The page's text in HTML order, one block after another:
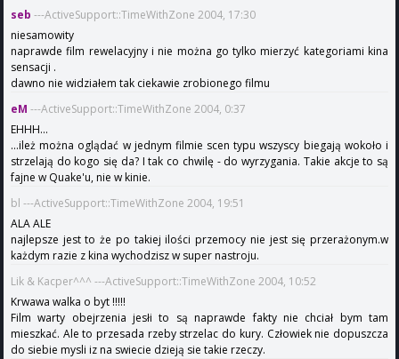
seb ---ActiveSupport::TimeWithZone 2004, 17:30
niesamowity
naprawde film rewelacyjny i nie można go tylko mierzyć kategoriami kina
sensacji .
dawno nie widziałem tak ciekawie zrobionego filmu
eM ---ActiveSupport::TimeWithZone 2004, 0:37
EHHH...
...ileż można oglądać w jednym filmie scen typu wszyscy biegają wokoło i
strzelają do kogo się da? I tak co chwilę - do wyrzygania. Takie akcje to są
fajne w Quake'u, nie w kinie.
bl ---ActiveSupport::TimeWithZone 2004, 19:51
ALA ALE
najlepsze jest to że po takiej ilości przemocy nie jest się przerażonym.w
każdym razie z kina wychodzisz w super nastroju.
Lik & Kacper^^^ ---ActiveSupport::TimeWithZone 2004, 10:52
Krwawa walka o byt !!!!!
Film warty obejrzenia jesłi to są naprawde fakty nie chciał bym tam
mieszkać. Ale to przesada rzeby strzelac do kury. Człowiek nie dopuszcza
do siebie mysli iz na swiecie dzieją sie takie rzeczy.